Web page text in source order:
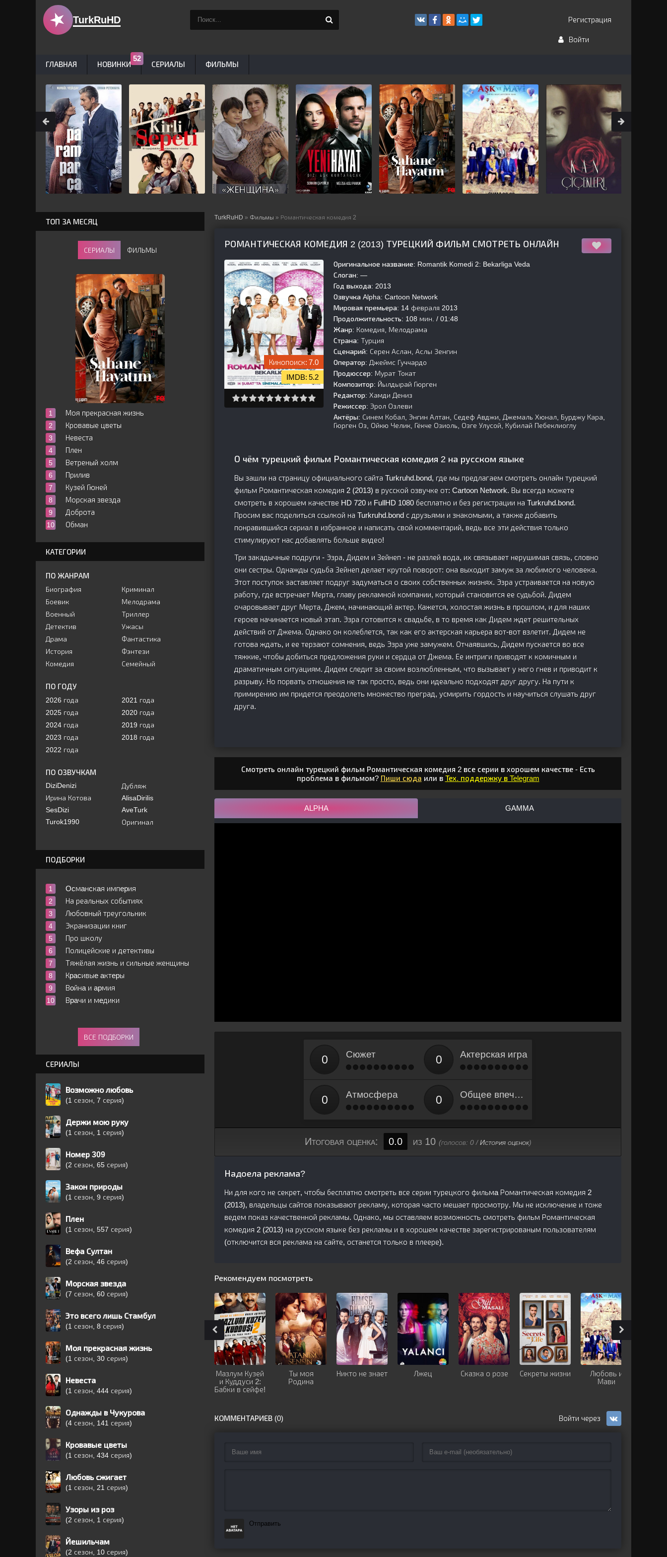
TurkRuHD » Фильмы » Романтическая комедия 2
РОМАНТИЧЕСКАЯ КОМЕДИЯ 2 (2013) ТУРЕЦКИЙ ФИЛЬМ СМОТРЕТЬ ОНЛАЙН
7.0
5.2
Оригинальное название: Romantik Komedi 2: Bekarliga Veda
Слоган: —
Год выхода: 2013
Озвучка Alpha: Cartoon Network
Мировая премьера: 14 февраля 2013
Продолжительность: 108 мин. / 01:48
Жанр: Комедия, Мелодрама
Страна: Турция
Сценарий: Серен Аслан, Аслы Зенгин
Оператор: Джеймс Гуччардо
Продюссер: Мурат Токат
Композитор: Йылдырай Гюрген
Редактор: Хамди Дениз
Режиссер: Эрол Озлеви
Актёры: Синем Кобал, Энгин Алтан, Седеф Авджи, Джемаль Хюнал, Бурджу Кара,
Гюрген Оз, Ойкю Челик, Гёкче Озиоль, Озге Улусой, Кубилай Пебеклиоглу
О чём турецкий фильм Романтическая комедия 2 на русском языке
Вы зашли на страницу официального сайта Turkruhd.bond, где мы предлагаем смотреть онлайн турецкий
фильм Романтическая комедия 2 (2013) в русской озвучке от: Cartoon Network. Вы всегда можете
смотреть в хорошем качестве HD 720 и FullHD 1080 бесплатно и без регистрации на Turkruhd.bond.
Просим вас поделиться ссылкой на Turkruhd.bond с друзьями и знакомыми, а также добавить
понравившийся сериал в избранное и написать свой комментарий, ведь все эти действия только
стимулируют нас добавлять больше видео!
Три закадычные подруги - Эзра, Дидем и Зейнеп - не разлей вода, их связывает нерушимая связь, словно
они сестры. Однажды судьба Зейнеп делает крутой поворот: она выходит замуж за любимого человека.
Этот поступок заставляет подруг задуматься о своих собственных жизнях. Эзра устраивается на новую
работу, где встречает Мерта, главу рекламной компании, который становится ее судьбой. Дидем
очаровывает друг Мерта, Джем, начинающий актер. Кажется, холостая жизнь в прошлом, и для наших
героев начинается новый этап. Эзра готовится к свадьбе, в то время как Дидем ждет решительных
действий от Джема. Однако он колеблется, так как его актерская карьера вот-вот взлетит. Дидем не
готова ждать, и ее терзают сомнения, ведь Эзра уже замужем. Отчаявшись, Дидем пускается во все
тяжкие, чтобы добиться предложения руки и сердца от Джема. Ее интриги приводят к комичным и
драматичным ситуациям. Дидем следит за своим возлюбленным, что вызывает у него гнев и приводит к
разрыву. Но порвать отношения не так просто, ведь они идеально подходят друг другу. На пути к
примирению им придется преодолеть множество преград, усмирить гордость и научиться слушать друг
друга.
Смотреть онлайн турецкий фильм Романтическая комедия 2 все серии в хорошем качестве - Есть
проблема в фильмом? Пиши сюда или в Тех. поддержку в Telegram
ALPHA GAMMA
Сюжет Актерская игра
Атмосфера Общее впечатление
Итоговая оценка: 0.0 из 10 (голосов: 0/История оценок)
Надоела реклама?
Ни для кого не секрет, чтобы бесплатно смотреть все серии турецкого фильмa Романтическая комедия 2
(2013), владельцы сайтов показывают рекламу, которая часто мешает просмотру. Мы не исключение и тоже
ведем показ качественной рекламы. Однако, мы оставляем возможность смотреть фильм Романтическая
комедия 2 (2013) на русском языке без рекламы и в хорошем качестве зарегистрированым пользователям
(отключится вся реклама на сайте, останется только в плеере).
Рекомендуем посмотреть
Мазлум Кузей
и Куддуси 2:
Бабки в сейфе!
Ты моя
Родина
Никто не знает Лжец Сказка о розе Секреты жизни
Любовь и
Мави
КОММЕНТАРИЕВ (0)
Отправить
ТОП ЗА МЕСЯЦ
СЕРИАЛЫ ФИЛЬМЫ
Моя прекрасная жизнь
Кровавые цветы
Невеста
Плен
Ветреный холм
Прилив
Кузей Гюней
Морская звезда
Доброта
Обман
КАТЕГОРИИ
ПО ЖАНРАМ
Биография
Боевик
Военный
Детектив
Драма
История
Комедия
Криминал
Мелодрама
Триллер
Ужасы
Фантастика
Фэнтези
Семейный
ПО ГОДУ
2026 года
2025 года
2024 года
2023 года
2022 года
2021 года
2020 года
2019 года
2018 года
ПО ОЗВУЧКАМ
DiziDenizi
Ирина Котова
SesDizi
Turok1990
Дубляж
AlisaDirilis
AveTurk
Оригинал
ПОДБОРКИ
Ocмaнcкaя импepия
На реальных событиях
Любовный треугольник
Экранизации книг
Про школу
Полицейские и детективы
Тяжёлая жизнь и сильные женщины
Кpacивыe aктepы
Вoйнa и apмия
Вpaчи и мeдики
ВСЕ ПОДБОРКИ
СЕРИАЛЫ
Возможно любовь
(1 сезон, 7 серия)
Держи мою руку
(1 сезон, 1 серия)
Номер 309
(2 сезон, 65 серия)
Закон природы
(1 сезон, 9 серия)
Плен
(1 сезон, 557 серия)
Вефа Султан
(2 сезон, 46 серия)
Морская звезда
(7 сезон, 60 серия)
Это всего лишь Стамбул
(1 сезон, 8 серия)
Моя прекрасная жизнь
(1 сезон, 30 серия)
Невеста
(1 сезон, 444 серия)
Однажды в Чукурова
(4 сезон, 141 серия)
Кровавые цветы
(1 сезон, 434 серия)
Любовь сжигает
(1 сезон, 21 серия)
Узоры из роз
(2 сезон, 1 серия)
Йешильчам
(2 сезон, 10 серия)
TurkRuHD Регистрация
Войти
ГЛАВНАЯ НОВИНКИ СЕРИАЛЫ ФИЛЬМЫ